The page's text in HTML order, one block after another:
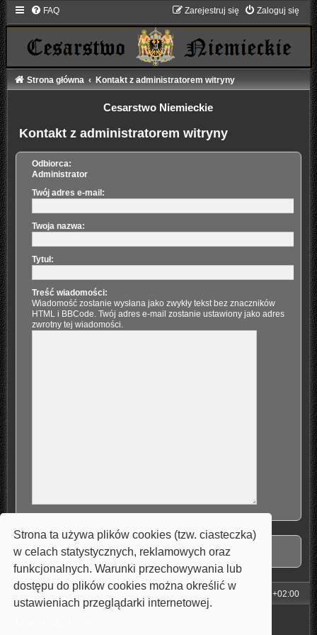
Strona ta używa plików cookies (tzw. ciasteczka)
w celach statystycznych, reklamowych oraz
funkcjonalnych. Warunki przechowywania lub
dostępu do plików cookies można określić w
ustawieniach przeglądarki internetowej.
FAQ Zaloguj się
Zarejestruj się
Strona główna Kontakt z administratorem witryny
Cesarstwo Niemieckie
Kontakt z administratorem witryny
Odbiorca:
Administrator
Twój adres e-mail:
Twoja nazwa:
Tytuł:
Treść wiadomości:
Wiadomość zostanie wysłana jako zwykły tekst bez znaczników
HTML i BBCode. Twój adres e-mail zostanie ustawiony jako adres
zwrotny tej wiadomości.
Strona główna UTC+02:00